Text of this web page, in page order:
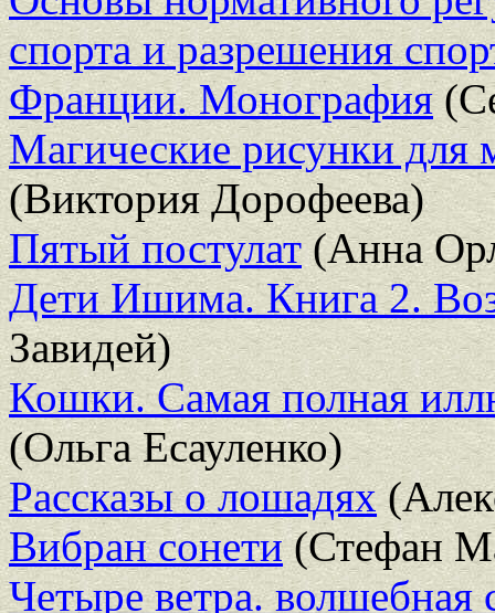
спорта и разрешения
Франции. Монография
Магические рисунки для
(Виктория Дорофеева)
Пятый постулат(Анна
Дети Ишима. Книга 2.
Завидей)
Кошки. Самая полная
(Ольга Есауленко)
Рассказы о лошадях
Вибран сонети(Стефан
Четыре ветра. волшебная